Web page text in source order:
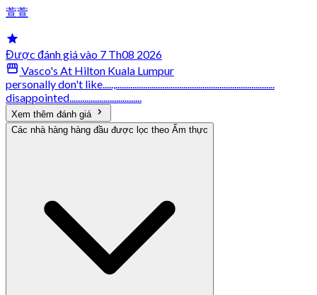
萱萱
Được đánh giá vào 7 Th08 2026
Vasco's At Hilton Kuala Lumpur
personally don't like.....,...........................................................................
disappointed..................................
Xem thêm đánh giá
Các nhà hàng hàng đầu được lọc theo Ẩm thực